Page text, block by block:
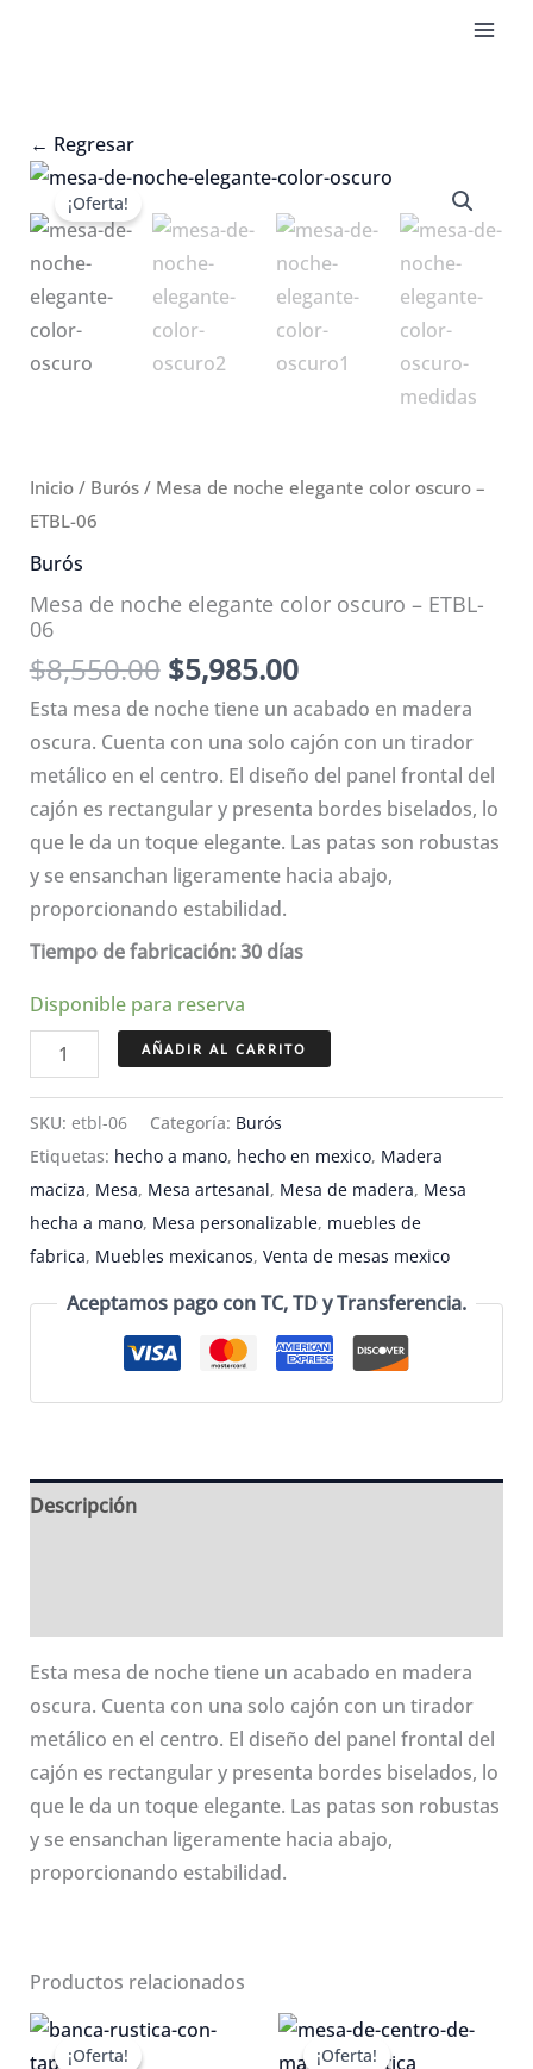
← Regresar
¡Oferta!
Inicio/ Burós/ Mesa de noche elegante color oscuro –
ETBL-06
Burós
Mesa de noche elegante color oscuro – ETBL-
06
$8,550.00 El
precio
original
era:
$8,550.00.
$5,985.00El
precio
actual
es:
$5,985.00.
Esta mesa de noche tiene un acabado en madera
oscura. Cuenta con una solo cajón con un tirador
metálico en el centro. El diseño del panel frontal del
cajón es rectangular y presenta bordes biselados, lo
que le da un toque elegante. Las patas son robustas
y se ensanchan ligeramente hacia abajo,
proporcionando estabilidad.
Tiempo de fabricación: 30 días
Disponible para reserva
Mesa
de
noche
elegante
color
oscuro
-
06
AÑADIR AL CARRITO
SKU: etbl-06 Categoría: Burós
Etiquetas: hecho a mano, hecho en mexico, Madera
maciza, Mesa, Mesa artesanal, Mesa de madera, Mesa
hecha a mano, Mesa personalizable, muebles de
fabrica, Muebles mexicanos, Venta de mesas mexico
Aceptamos pago con TC, TD y Transferencia.
Descripción
Esta mesa de noche tiene un acabado en madera
oscura. Cuenta con una solo cajón con un tirador
metálico en el centro. El diseño del panel frontal del
cajón es rectangular y presenta bordes biselados, lo
que le da un toque elegante. Las patas son robustas
y se ensanchan ligeramente hacia abajo,
proporcionando estabilidad.
Productos relacionados
¡Oferta!
¡Oferta! ¡Oferta!
¡Oferta!